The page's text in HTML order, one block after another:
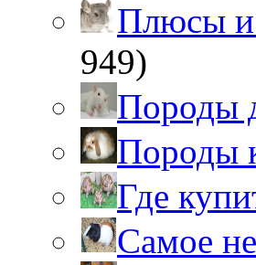
Плюсы
949)
Породы
Породы
Где
Самое